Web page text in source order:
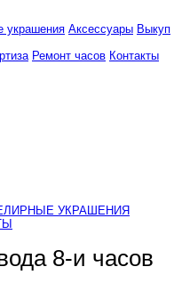
украшения Аксессуары Выкуп
Ремонт часов Контакты
УКРАШЕНИЯ
8-и часов